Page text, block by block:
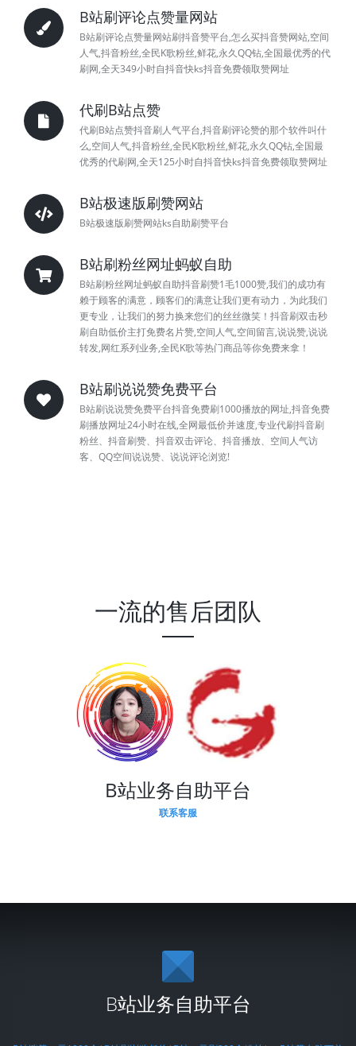
B站刷评论点赞量网站
B站刷评论点赞量网站刷抖音赞平台,怎么买抖音赞网站,空间
人气,抖音粉丝,全民K歌粉丝,鲜花,永久QQ钻,全国最优秀的代
刷网,全天349小时自抖音快ks抖音免费领取赞网址
代刷B站点赞
代刷B站点赞抖音刷人气平台,抖音刷评论赞的那个软件叫什
么,空间人气,抖音粉丝,全民K歌粉丝,鲜花,永久QQ钻,全国最
优秀的代刷网,全天125小时自抖音快ks抖音免费领取赞网址
B站极速版刷赞网站
B站极速版刷赞网站ks自助刷赞平台
B站刷粉丝网址蚂蚁自助
B站刷粉丝网址蚂蚁自助抖音刷赞1毛1000赞,我们的成功有
赖于顾客的满意，顾客们的满意让我们更有动力，为此我们
更专业，让我们的努力换来您们的丝丝微笑！抖音刷双击秒
刷自助低价主打免费名片赞,空间人气,空间留言,说说赞,说说
转发,网红系列业务,全民K歌等热门商品等你免费来拿！
B站刷说说赞免费平台
B站刷说说赞免费平台抖音免费刷1000播放的网址,抖音免费
刷播放网址24小时在线,全网最低价并速度,专业代刷抖音刷
粉丝、抖音刷赞、抖音双击评论、抖音播放、空间人气访
客、QQ空间说说赞、说说评论浏览!
一流的售后团队
B站业务自助平台
联系客服
B站业务自助平台